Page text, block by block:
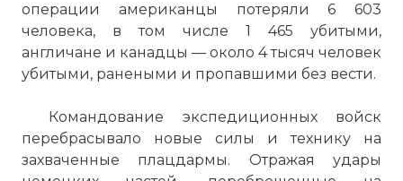
операции американцы потеряли 6 603
человека, в том числе 1 465 убитыми,
англичане и канадцы — около 4 тысяч человек
убитыми, ранеными и пропавшими без вести.
Командование экспедиционных войск
перебрасывало новые силы и технику на
захваченные плацдармы. Отражая удары